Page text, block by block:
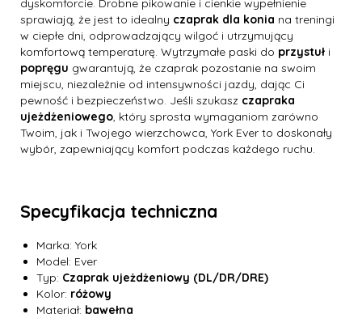
dyskomforcie. Drobne pikowanie i cienkie wypełnienie
sprawiają, że jest to idealny czaprak dla konia na treningi
w ciepłe dni, odprowadzający wilgoć i utrzymujący
komfortową temperaturę. Wytrzymałe paski do przystuł i
popręgu gwarantują, że czaprak pozostanie na swoim
miejscu, niezależnie od intensywności jazdy, dając Ci
pewność i bezpieczeństwo. Jeśli szukasz czapraka
ujeżdżeniowego, który sprosta wymaganiom zarówno
Twoim, jak i Twojego wierzchowca, York Ever to doskonały
wybór, zapewniający komfort podczas każdego ruchu.
Specyfikacja techniczna
Marka: York
Model: Ever
Typ: Czaprak ujeżdżeniowy (DL/DR/DRE)
Kolor: różowy
Materiał: bawełna